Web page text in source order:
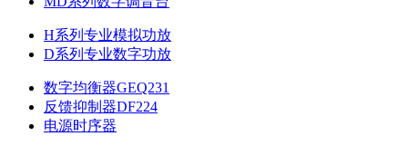
H系列专业模拟功放
D系列专业数字功放
数字均衡器GEQ231
反馈抑制器DF224
电源时序器